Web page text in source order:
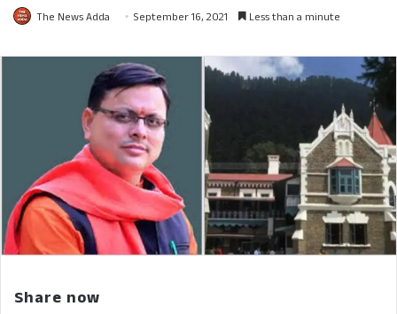
The News Adda September 16, 2021 Less than a minute
Share now